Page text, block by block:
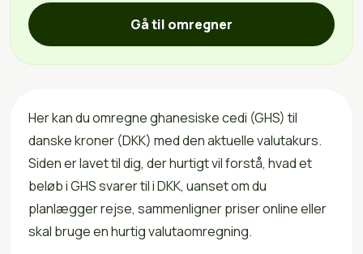
Gå til omregner
Her kan du omregne ghanesiske cedi (GHS) til
danske kroner (DKK) med den aktuelle valutakurs.
Siden er lavet til dig, der hurtigt vil forstå, hvad et
beløb i GHS svarer til i DKK, uanset om du
planlægger rejse, sammenligner priser online eller
skal bruge en hurtig valutaomregning.